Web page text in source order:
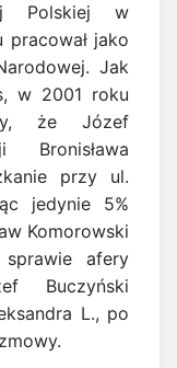
Polskiej w
jako
Jak
w 2001 roku
że Józef
Bronisława
przy ul.
jedynie 5%
Komorowski
afery
Buczyński
L., po